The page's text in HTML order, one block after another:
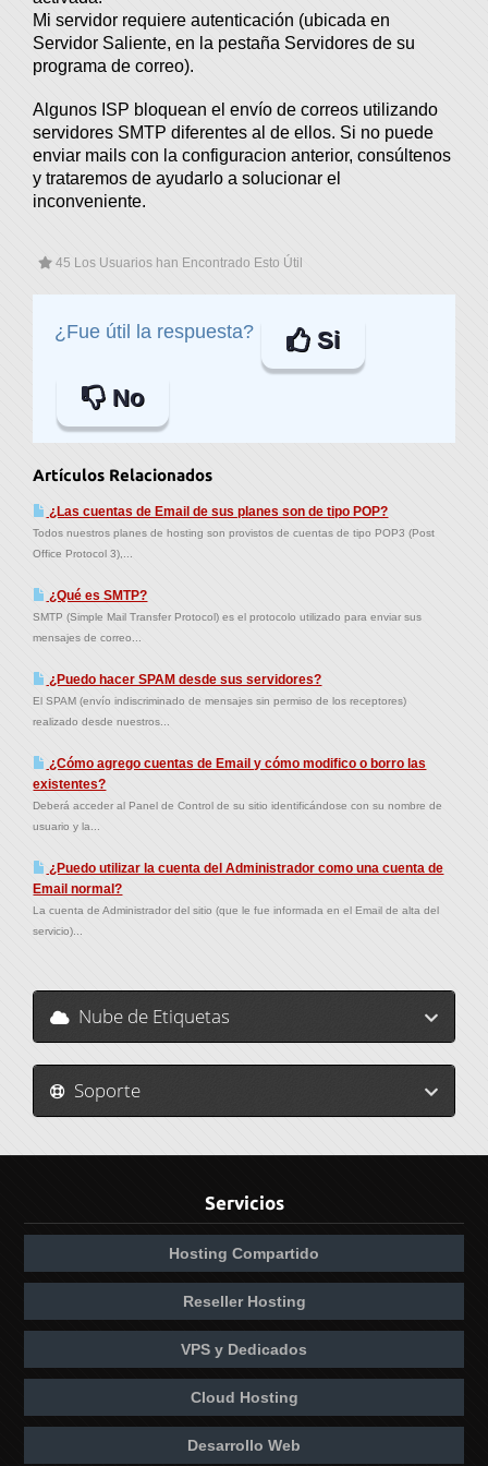
Mi servidor requiere autenticación (ubicada en
Servidor Saliente, en la pestaña Servidores de su
programa de correo).
Algunos ISP bloquean el envío de correos utilizando
servidores SMTP diferentes al de ellos. Si no puede
enviar mails con la configuracion anterior, consúltenos
y trataremos de ayudarlo a solucionar el
inconveniente.
45 Los Usuarios han Encontrado Esto Útil
¿Fue útil la respuesta? Si
No
Artículos Relacionados
¿Las cuentas de Email de sus planes son de tipo POP?
Todos nuestros planes de hosting son provistos de cuentas de tipo POP3 (Post
Office Protocol 3),...
¿Qué es SMTP?
SMTP (Simple Mail Transfer Protocol) es el protocolo utilizado para enviar sus
mensajes de correo...
¿Puedo hacer SPAM desde sus servidores?
El SPAM (envío indiscriminado de mensajes sin permiso de los receptores)
realizado desde nuestros...
¿Cómo agrego cuentas de Email y cómo modifico o borro las
existentes?
Deberá acceder al Panel de Control de su sitio identificándose con su nombre de
usuario y la...
¿Puedo utilizar la cuenta del Administrador como una cuenta de
Email normal?
La cuenta de Administrador del sitio (que le fue informada en el Email de alta del
servicio)...
Nube de Etiquetas
Soporte
Servicios
Hosting Compartido
Reseller Hosting
VPS y Dedicados
Cloud Hosting
Desarrollo Web